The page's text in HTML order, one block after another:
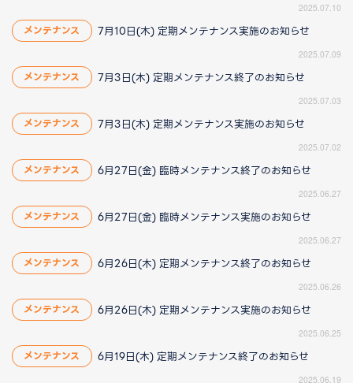
2025.07.10
メンテナンス 7月10日(木) 定期メンテナンス実施のお知らせ
2025.07.09
メンテナンス 7月3日(木) 定期メンテナンス終了のお知らせ
2025.07.03
メンテナンス 7月3日(木) 定期メンテナンス実施のお知らせ
2025.07.02
メンテナンス 6月27日(金) 臨時メンテナンス終了のお知らせ
2025.06.27
メンテナンス 6月27日(金) 臨時メンテナンス実施のお知らせ
2025.06.27
メンテナンス 6月26日(木) 定期メンテナンス終了のお知らせ
2025.06.26
メンテナンス 6月26日(木) 定期メンテナンス実施のお知らせ
2025.06.25
メンテナンス 6月19日(木) 定期メンテナンス終了のお知らせ
2025.06.19